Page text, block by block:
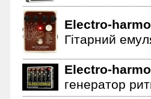
Electro-
Гітарний
Electro-
генератор